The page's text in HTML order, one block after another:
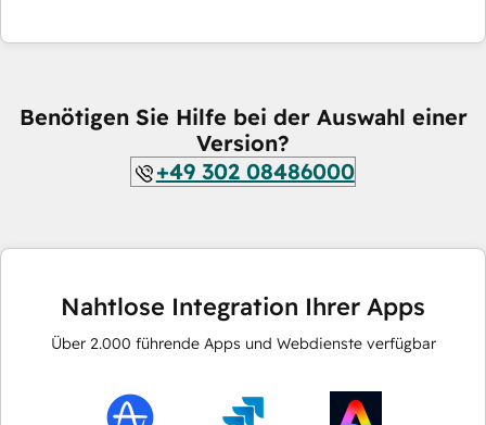
Benötigen Sie Hilfe bei der Auswahl einer
Version?
+49 302 08486000
Nahtlose Integration Ihrer Apps
Über 2.000 führende Apps und Webdienste verfügbar